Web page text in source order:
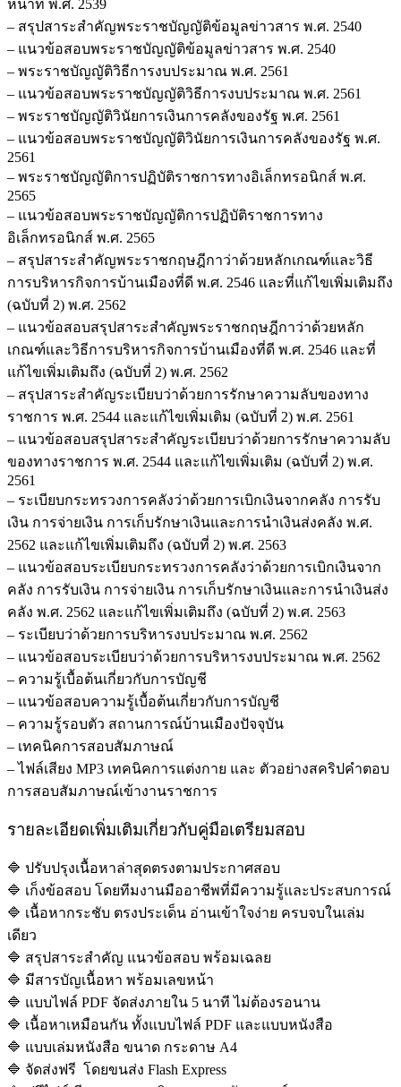
หน้าที่ พ.ศ. 2539
– สรุปสาระสำคัญพระราชบัญญัติข้อมูลข่าวสาร พ.ศ. 2540
– แนวข้อสอบพระราชบัญญัติข้อมูลข่าวสาร พ.ศ. 2540
– พระราชบัญญัติวิธีการงบประมาณ พ.ศ. 2561
– แนวข้อสอบพระราชบัญญัติวิธีการงบประมาณ พ.ศ. 2561
– พระราชบัญญัติวินัยการเงินการคลังของรัฐ พ.ศ. 2561
– แนวข้อสอบพระราชบัญญัติวินัยการเงินการคลังของรัฐ พ.ศ.
2561
– พระราชบัญญัติการปฏิบัติราชการทางอิเล็กทรอนิกส์ พ.ศ.
2565
– แนวข้อสอบพระราชบัญญัติการปฏิบัติราชการทาง
อิเล็กทรอนิกส์ พ.ศ. 2565
– สรุปสาระสำคัญพระราชกฤษฎีกาว่าด้วยหลักเกณฑ์และวิธี
การบริหารกิจการบ้านเมืองที่ดี พ.ศ. 2546 และที่แก้ไขเพิ่มเติมถึง
(ฉบับที่ 2) พ.ศ. 2562
– แนวข้อสอบสรุปสาระสำคัญพระราชกฤษฎีกาว่าด้วยหลัก
เกณฑ์และวิธีการบริหารกิจการบ้านเมืองที่ดี พ.ศ. 2546 และที่
แก้ไขเพิ่มเติมถึง (ฉบับที่ 2) พ.ศ. 2562
– สรุปสาระสำคัญระเบียบว่าด้วยการรักษาความลับของทาง
ราชการ พ.ศ. 2544 และแก้ไขเพิ่มเติม (ฉบับที่ 2) พ.ศ. 2561
– แนวข้อสอบสรุปสาระสำคัญระเบียบว่าด้วยการรักษาความลับ
ของทางราชการ พ.ศ. 2544 และแก้ไขเพิ่มเติม (ฉบับที่ 2) พ.ศ.
2561
– ระเบียบกระทรวงการคลังว่าด้วยการเบิกเงินจากคลัง การรับ
เงิน การจ่ายเงิน การเก็บรักษาเงินและการนำเงินส่งคลัง พ.ศ.
2562 และแก้ไขเพิ่มเติมถึง (ฉบับที่ 2) พ.ศ. 2563
– แนวข้อสอบระเบียบกระทรวงการคลังว่าด้วยการเบิกเงินจาก
คลัง การรับเงิน การจ่ายเงิน การเก็บรักษาเงินและการนำเงินส่ง
คลัง พ.ศ. 2562 และแก้ไขเพิ่มเติมถึง (ฉบับที่ 2) พ.ศ. 2563
– ระเบียบว่าด้วยการบริหารงบประมาณ พ.ศ. 2562
– แนวข้อสอบระเบียบว่าด้วยการบริหารงบประมาณ พ.ศ. 2562
– ความรู้เบื้อต้นเกี่ยวกับการบัญชี
– แนวข้อสอบความรู้เบื้อต้นเกี่ยวกับการบัญชี
– ความรู้รอบตัว สถานการณ์บ้านเมืองปัจจุบัน
– เทคนิคการสอบสัมภาษณ์
– ไฟล์เสียง MP3 เทคนิคการแต่งกาย และ ตัวอย่างสคริปคำตอบ
การสอบสัมภาษณ์เข้างานราชการ
รายละเอียดเพิ่มเติมเกี่ยวกับคู่มือเตรียมสอบ
🔷 ปรับปรุงเนื้อหาล่าสุดตรงตามประกาศสอบ
🔷 เก็งข้อสอบ โดยทีมงานมืออาชีพที่มีความรู้และประสบการณ์
🔷 เนื้อหากระชับ ตรงประเด็น อ่านเข้าใจง่าย ครบจบในเล่ม
เดียว
🔷 สรุปสาระสำคัญ แนวข้อสอบ พร้อมเฉลย
🔷 มีสารบัญเนื้อหา พร้อมเลขหน้า
🔷 แบบไฟล์ PDF จัดส่งภายใน 5 นาที ไม่ต้องรอนาน
🔷 เนื้อหาเหมือนกัน ทั้งแบบไฟล์ PDF และแบบหนังสือ
🔷 แบบเล่มหนังสือ ขนาด กระดาษ A4
🔷 จัดส่งฟรี โดยขนส่ง Flash Express